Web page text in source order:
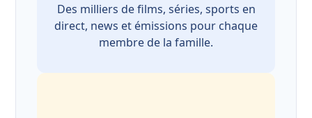
Des milliers de films, séries, sports en
direct, news et émissions pour chaque
membre de la famille.